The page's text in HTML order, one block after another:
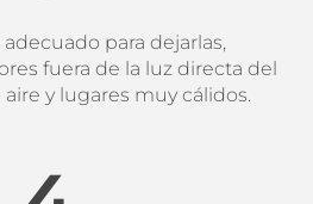
para dejarlas,
fuera de la luz directa del
y lugares muy cálidos.